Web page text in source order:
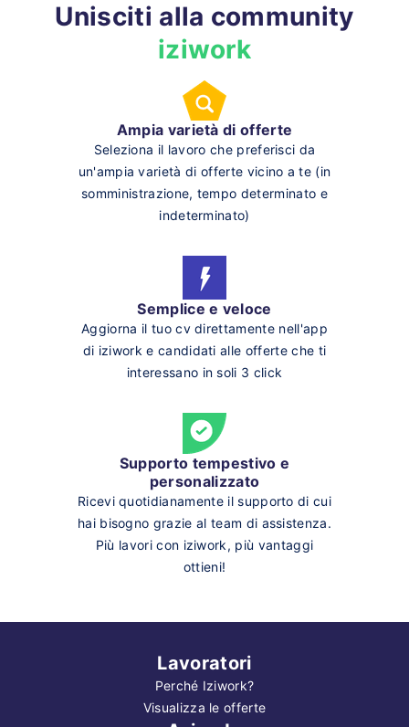
Unisciti alla community
iziwork
Ampia varietà di offerte
Seleziona il lavoro che preferisci da
un'ampia varietà di offerte vicino a te (in
somministrazione, tempo determinato e
indeterminato)
Semplice e veloce
Aggiorna il tuo cv direttamente nell'app
di iziwork e candidati alle offerte che ti
interessano in soli 3 click
Supporto tempestivo e
personalizzato
Ricevi quotidianamente il supporto di cui
hai bisogno grazie al team di assistenza.
Più lavori con iziwork, più vantaggi
ottieni!
Lavoratori
Perché Iziwork?
Visualizza le offerte